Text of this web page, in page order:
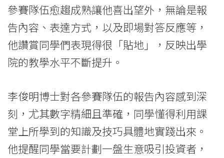
參賽隊伍愈趨成熟讓他喜出望外，無論是報
告內容、表達方式，以及即場對答反應等，
他讚賞同學們表現得很「貼地」，反映出學
院的教學水平不斷提升。
李俊明博士對各參賽隊伍的報告內容感到深
刻，尤其數字精細且準確，同學懂得利用課
堂上所學到的知識及技巧具體地實踐出來。
他提醒同學當要計劃一盤生意吸引投資者，